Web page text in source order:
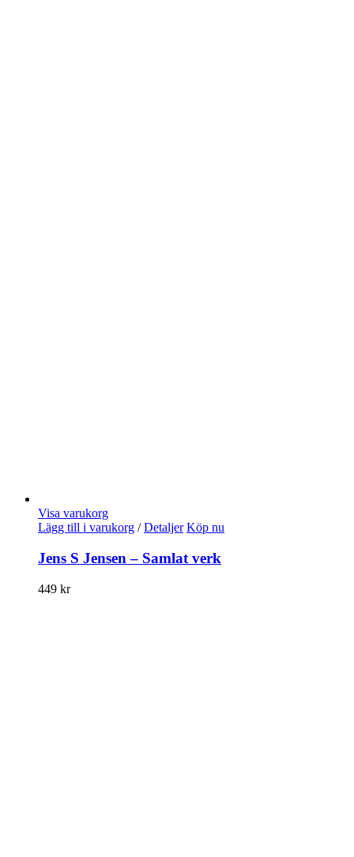
Visa varukorg
Lägg till i varukorg / Detaljer Köp nu
Jens S Jensen – Samlat verk
449 kr